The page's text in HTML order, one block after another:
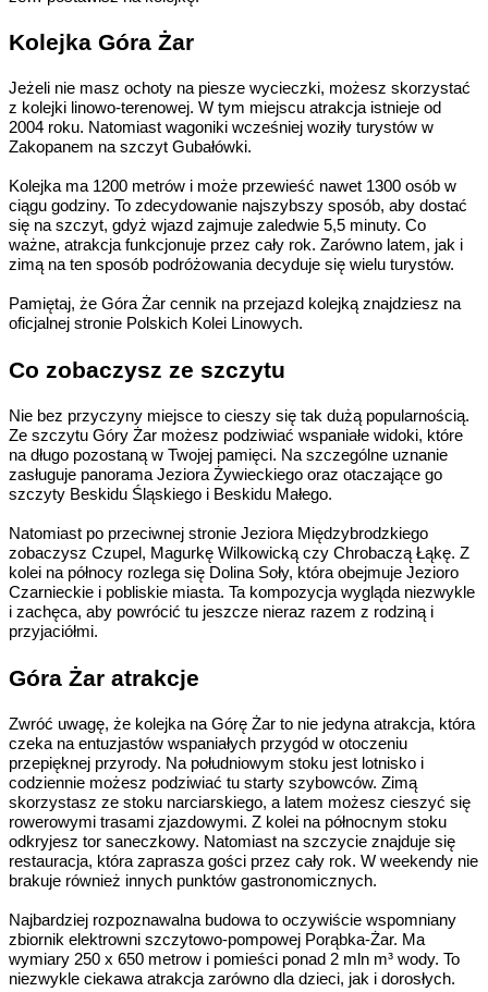
Kolejka Góra Żar
Jeżeli nie masz ochoty na piesze wycieczki, możesz skorzystać
z kolejki linowo-terenowej. W tym miejscu atrakcja istnieje od
2004 roku. Natomiast wagoniki wcześniej woziły turystów w
Zakopanem na szczyt Gubałówki.
Kolejka ma 1200 metrów i może przewieść nawet 1300 osób w
ciągu godziny. To zdecydowanie najszybszy sposób, aby dostać
się na szczyt, gdyż wjazd zajmuje zaledwie 5,5 minuty. Co
ważne, atrakcja funkcjonuje przez cały rok. Zarówno latem, jak i
zimą na ten sposób podróżowania decyduje się wielu turystów.
Pamiętaj, że Góra Żar cennik na przejazd kolejką znajdziesz na
oficjalnej stronie Polskich Kolei Linowych.
Co zobaczysz ze szczytu
Nie bez przyczyny miejsce to cieszy się tak dużą popularnością.
Ze szczytu Góry Żar możesz podziwiać wspaniałe widoki, które
na długo pozostaną w Twojej pamięci. Na szczególne uznanie
zasługuje panorama Jeziora Żywieckiego oraz otaczające go
szczyty Beskidu Śląskiego i Beskidu Małego.
Natomiast po przeciwnej stronie Jeziora Międzybrodzkiego
zobaczysz Czupel, Magurkę Wilkowicką czy Chrobaczą Łąkę. Z
kolei na północy rozlega się Dolina Soły, która obejmuje Jezioro
Czarnieckie i pobliskie miasta. Ta kompozycja wygląda niezwykle
i zachęca, aby powrócić tu jeszcze nieraz razem z rodziną i
przyjaciółmi.
Góra Żar atrakcje
Zwróć uwagę, że kolejka na Górę Żar to nie jedyna atrakcja, która
czeka na entuzjastów wspaniałych przygód w otoczeniu
przepięknej przyrody. Na południowym stoku jest lotnisko i
codziennie możesz podziwiać tu starty szybowców. Zimą
skorzystasz ze stoku narciarskiego, a latem możesz cieszyć się
rowerowymi trasami zjazdowymi. Z kolei na północnym stoku
odkryjesz tor saneczkowy. Natomiast na szczycie znajduje się
restauracja, która zaprasza gości przez cały rok. W weekendy nie
brakuje również innych punktów gastronomicznych.
Najbardziej rozpoznawalna budowa to oczywiście wspomniany
zbiornik elektrowni szczytowo-pompowej Porąbka-Żar. Ma
wymiary 250 x 650 metrow i pomieści ponad 2 mln m³ wody. To
niezwykle ciekawa atrakcja zarówno dla dzieci, jak i dorosłych.